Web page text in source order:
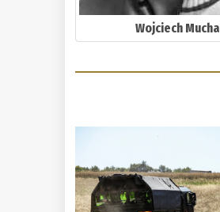
Wojciech Mucha